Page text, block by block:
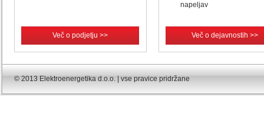
Več o podjetju >>
napeljav
Več o dejavnostih >>
© 2013 Elektroenergetika d.o.o. | vse pravice pridržane